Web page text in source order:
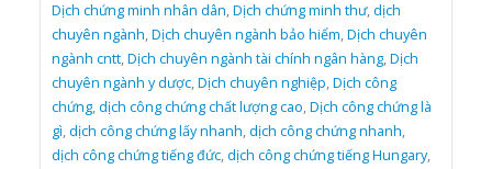
Dịch chứng minh nhân dân,Dịch chứng minh thư,dịch
chuyên ngành,Dịch chuyên ngành bảo hiểm,Dịch chuyên
ngành cntt,Dịch chuyên ngành tài chính ngân hàng,Dịch
chuyên ngành y dược,Dịch chuyên nghiệp,Dịch công
chứng,dịch công chứng chất lượng cao,Dịch công chứng là
gì,dịch công chứng lấy nhanh,dịch công chứng nhanh,
dịch công chứng tiếng đức,dịch công chứng tiếng Hungary,